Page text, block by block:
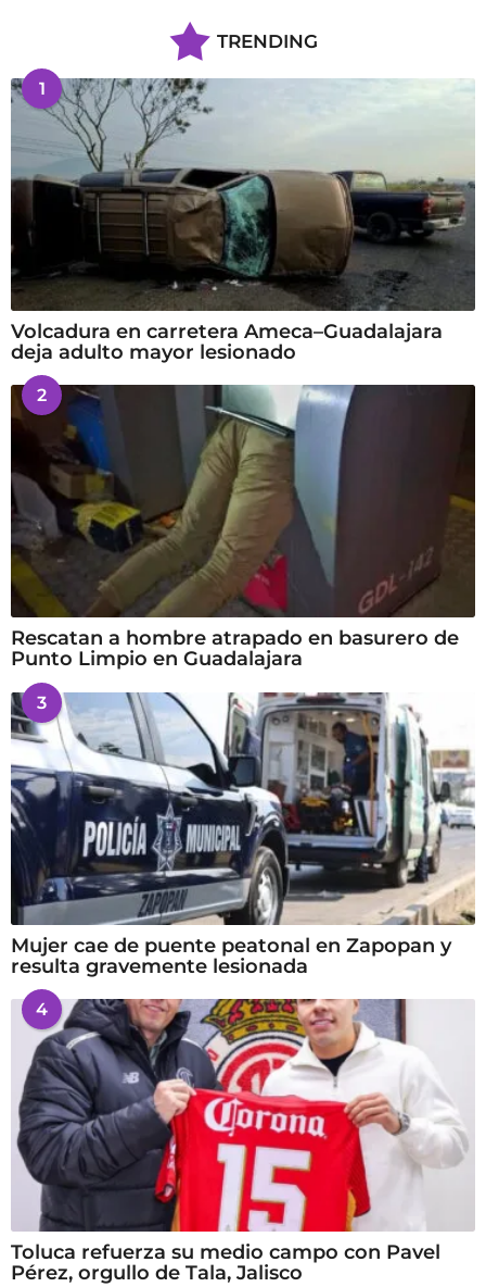
TRENDING
1
Volcadura en carretera Ameca–Guadalajara
deja adulto mayor lesionado
2
Rescatan a hombre atrapado en basurero de
Punto Limpio en Guadalajara
3
Mujer cae de puente peatonal en Zapopan y
resulta gravemente lesionada
4
Toluca refuerza su medio campo con Pavel
Pérez, orgullo de Tala, Jalisco